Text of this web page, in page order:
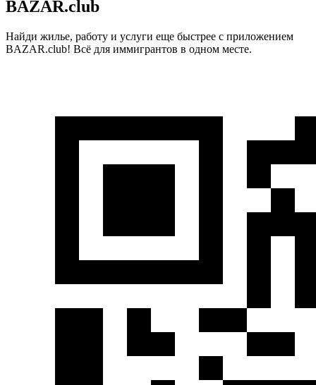
BAZAR.club
Найди жилье, работу и услуги еще быстрее с приложением
BAZAR.club! Всё для иммигрантов в одном месте.